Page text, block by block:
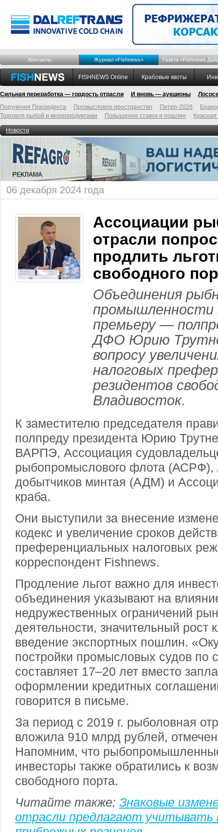
Контакты Журнал «Fishnews» Газета «Fishnews
FISHNEWS Online Крабовые квоты
Сильная переработка — гордость отрасли И вновь — аукционы
Поручения Президента
Промысловое пространство Питер-2026
Торговля рыбой и морепродуктами
Повышение ставок и пошлин
Новости
06 декабря 2024 года
Ассоциации
отрасли
продлить
свободного
Объединения
промышленности
премьеру —
ДФО Юрию
вопросу
налоговых
резидентов
Владивосток.
К заместителю председателя
полпреду президента Юрию
ВАРПЭ, Ассоциация
рыбопромыслового флота (АСРФ),
добытчиков минтая (АДМ) и
краба.
Они выступили за внесение
кодекс и увеличение сроков
преференциальных налоговых
корреспондент Fishnews.
Продление льгот важно для
объединения указывают на
недружественных ограничений
деятельности, значительный рост
введение экспортных пошлин.
постройки промысловых судов по
составляет 17–20 лет вместо
оформлении кредитных
говорится в письме.
За период с 2019 г. рыболовная
вложила 910 млрд рублей,
Напомним, что
инвесторы также обратились к
свободного порта.
Читайте также: Знаковые
отрасли предлагают учитывать